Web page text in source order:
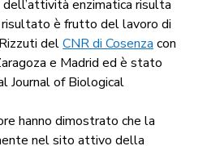
enzimatica risulta
è frutto del lavoro di
delCNR di Cosenza con
e Madrid ed è stato
Journal of Biological
hanno dimostrato che la
nel sito attivo della